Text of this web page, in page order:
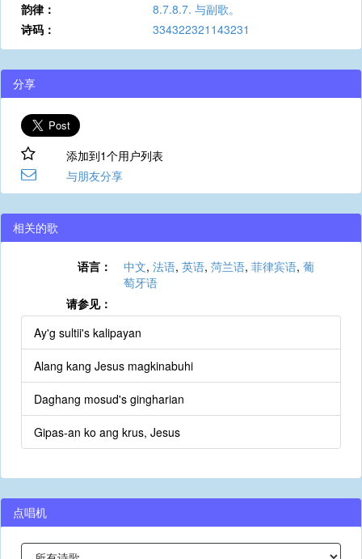
韵律：
8.7.8.7. 与副歌。
诗码：
334322321143231
分享
添加到1个用户列表
与朋友分享
相关的歌
语言： 中文, 法语, 英语, 菏兰语, 菲律宾语, 葡
萄牙语
请参见：
Ay'g sultii's kalipayan
Alang kang Jesus magkinabuhi
Daghang mosud's gingharian
Gipas-an ko ang krus, Jesus
点唱机